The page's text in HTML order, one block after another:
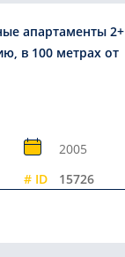
апартаменты
в 100 метрах от
2005
# ID 15726